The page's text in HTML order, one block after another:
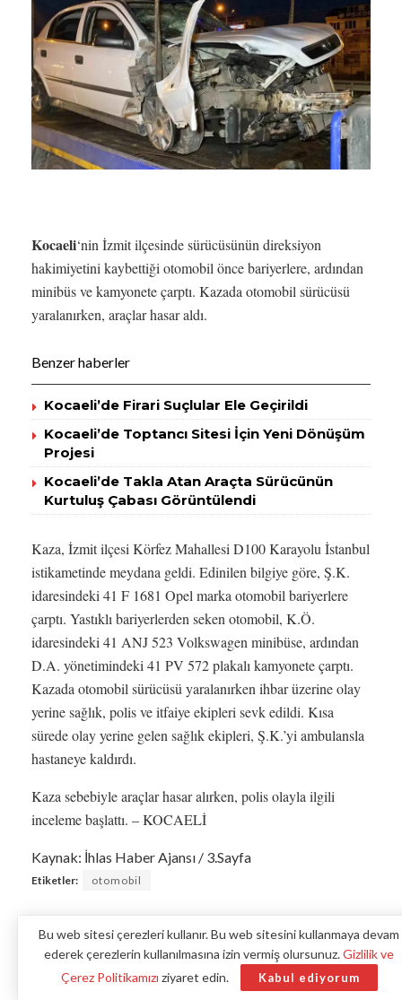
Kocaeli‘nin İzmit ilçesinde sürücüsünün direksiyon
hakimiyetini kaybettiği otomobil önce bariyerlere, ardından
minibüs ve kamyonete çarptı. Kazada otomobil sürücüsü
yaralanırken, araçlar hasar aldı.
Benzer haberler
Kocaeli’de Firari Suçlular Ele Geçirildi
Kocaeli’de Toptancı Sitesi İçin Yeni Dönüşüm
Projesi
Kocaeli’de Takla Atan Araçta Sürücünün
Kurtuluş Çabası Görüntülendi
Kaza, İzmit ilçesi Körfez Mahallesi D100 Karayolu İstanbul
istikametinde meydana geldi. Edinilen bilgiye göre, Ş.K.
idaresindeki 41 F 1681 Opel marka otomobil bariyerlere
çarptı. Yastıklı bariyerlerden seken otomobil, K.Ö.
idaresindeki 41 ANJ 523 Volkswagen minibüse, ardından
D.A. yönetimindeki 41 PV 572 plakalı kamyonete çarptı.
Kazada otomobil sürücüsü yaralanırken ihbar üzerine olay
yerine sağlık, polis ve itfaiye ekipleri sevk edildi. Kısa
sürede olay yerine gelen sağlık ekipleri, Ş.K.’yi ambulansla
hastaneye kaldırdı.
Kaza sebebiyle araçlar hasar alırken, polis olayla ilgili
inceleme başlattı. – KOCAELİ
Kaynak: İhlas Haber Ajansı / 3.Sayfa
Etiketler: otomobil
Bu web sitesi çerezleri kullanır. Bu web sitesini kullanmaya devam
ederek çerezlerin kullanılmasına izin vermiş olursunuz.Gizlilik ve
Çerez Politikamızı ziyaret edin. Kabul ediyorum